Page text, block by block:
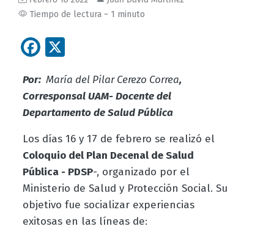
Tiempo de lectura ~ 1 minuto
Facebook
Por: María del Pilar Cerezo Correa,
Corresponsal UAM- Docente del
Departamento de Salud Pública
Los días 16 y 17 de febrero se realizó el
Coloquio del Plan Decenal de Salud
Pública - PDSP-, organizado por el
Ministerio de Salud y Protección Social. Su
objetivo fue socializar experiencias
exitosas en las líneas de: